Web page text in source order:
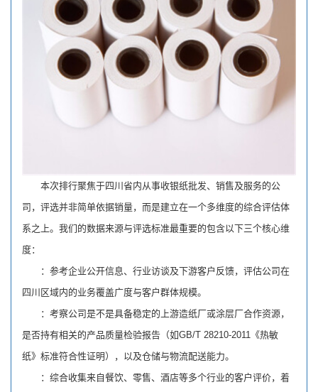
本次排行聚焦于四川省内从事收银纸批发、销售及服务的公
司，评选并非简单依据销量，而是建立在一个多维度的综合评估体
系之上。我们的数据来源与评选标准最重要的包含以下三个核心维
度：
：参考企业公开信息、行业访谈及下游客户反馈，评估公司在
四川区域内的业务覆盖广度与客户群体规模。
：考察公司是不是具备稳定的上游造纸厂或涂层厂合作资源，
是否持有相关的产品质量检验报告（如GB/T 28210-2011《热敏
纸》标准符合性证明），以及仓储与物流配送能力。
：综合收集来自餐饮、零售、酒店等多个行业的客户评价，着